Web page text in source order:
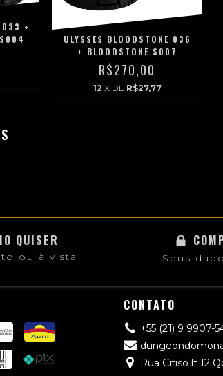
033 +
ULYSSES BLOODSTONE 036
+ BLOODSTONE S007
R$270,00
12 X DE R$27,77
QUISER
ou à vista Seus
CONTATO
+55 (21) 9 9907-
Rua Citiso lt 12